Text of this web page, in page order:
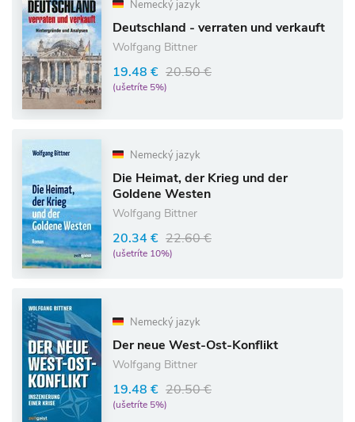
Nemecký jazyk
Deutschland - verraten und verkauft
Wolfgang Bittner
19.48 € 20.50 €
(ušetríte 5%)
Nemecký jazyk
Die Heimat, der Krieg und der
Goldene Westen
Wolfgang Bittner
20.34 € 22.60 €
(ušetríte 10%)
Nemecký jazyk
Der neue West-Ost-Konflikt
Wolfgang Bittner
19.48 € 20.50 €
(ušetríte 5%)